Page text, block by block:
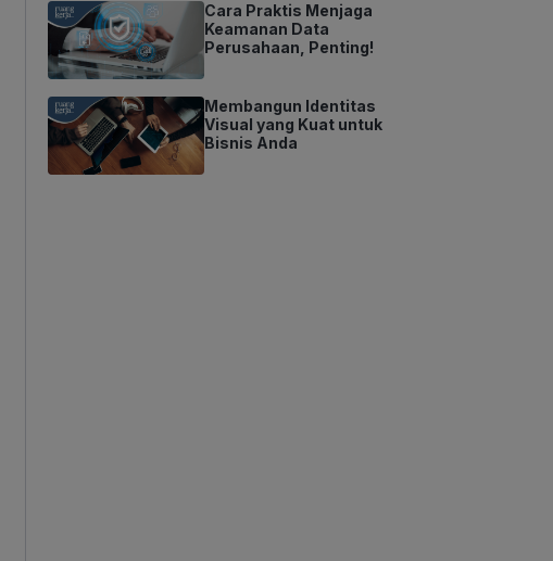
Cara Praktis Menjaga
Keamanan Data
Perusahaan, Penting!
Membangun Identitas
Visual yang Kuat untuk
Bisnis Anda